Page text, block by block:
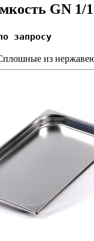
GN 1/
запросу
из